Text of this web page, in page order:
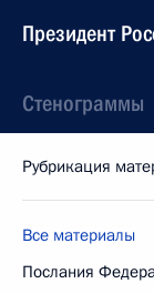
Президент
Стенограммы
Рубрикация
Все материалы
Послания